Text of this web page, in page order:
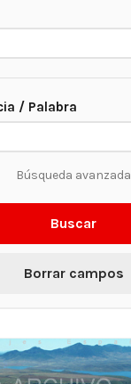
/ Palabra
Búsqueda avanzada
Buscar
Borrar campos